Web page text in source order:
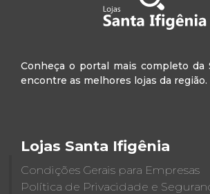
Conheça o portal mais completo da
encontre as melhores lojas da região.
Lojas Santa Ifigênia
Condições Gerais para Empresas
Política de Privacidade e